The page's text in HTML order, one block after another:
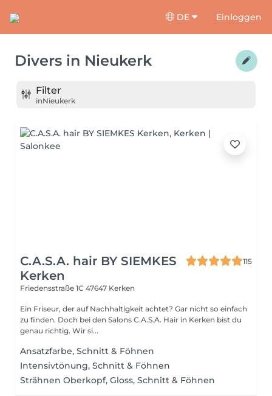
DE Einloggen
Divers in Nieukerk
Filter
inNieukerk
C.A.S.A. hair BY SIEMKES
Kerken
115
Friedensstraße 1C 47647 Kerken
Ein Friseur, der auf Nachhaltigkeit achtet? Gar nicht so einfach
zu finden. Doch bei den Salons C.A.S.A. Hair in Kerken bist du
genau richtig. Wir si...
Ansatzfarbe, Schnitt & Föhnen
Intensivtönung, Schnitt & Föhnen
Strähnen Oberkopf, Gloss, Schnitt & Föhnen